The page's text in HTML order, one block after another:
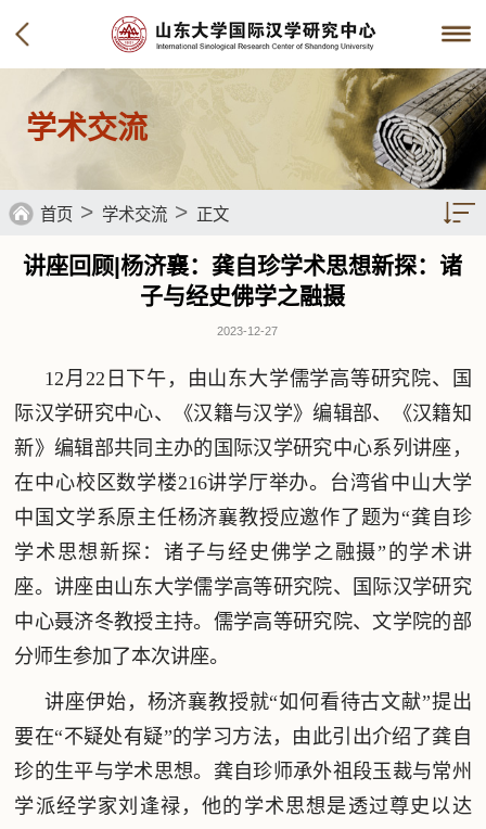
学术交流
首页 > 学术交流 > 正文
讲座回顾|杨济襄：龚自珍学术思想新探：诸
子与经史佛学之融摄
2023-12-27
12月22日下午，由山东大学儒学高等研究院、国
际汉学研究中心、《汉籍与汉学》编辑部、《汉籍知
新》编辑部共同主办的国际汉学研究中心系列讲座，
在中心校区数学楼216讲学厅举办。台湾省中山大学
中国文学系原主任杨济襄教授应邀作了题为“龚自珍
学术思想新探：诸子与经史佛学之融摄”的学术讲
座。讲座由山东大学儒学高等研究院、国际汉学研究
中心聂济冬教授主持。儒学高等研究院、文学院的部
分师生参加了本次讲座。
讲座伊始，杨济襄教授就“如何看待古文献”提出
要在“不疑处有疑”的学习方法，由此引出介绍了龚自
珍的生平与学术思想。龚自珍师承外祖段玉裁与常州
学派经学家刘逢禄，他的学术思想是透过尊史以达